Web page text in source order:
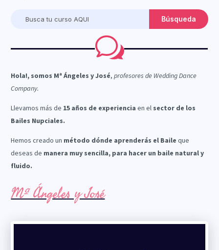
w
Hola!, somos Mª Ángeles y José,profesores de Wedding Dance
Company.
Llevamos más de 15 años de experiencia en el sector de los
Bailes Nupciales.
Hemos creado un método dónde aprenderás el Baile que
deseas de manera muy sencilla, para hacer un baile natural y
fluido.
Mª Ángeles y José